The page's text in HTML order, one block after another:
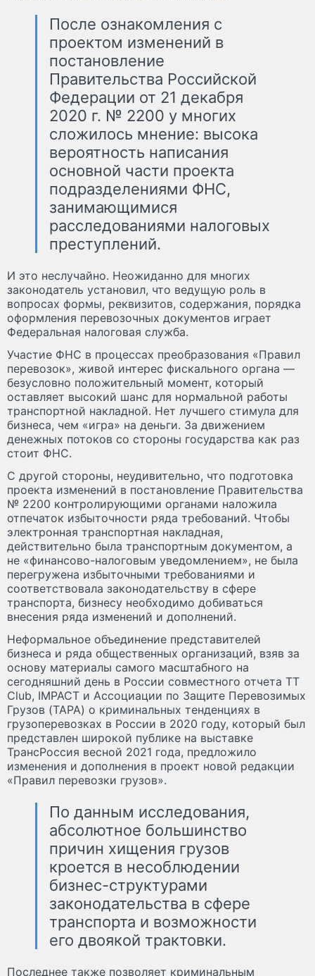
После ознакомления с
проектом изменений в
постановление
Правительства Российской
Федерации от 21 декабря
2020 г. № 2200 у многих
сложилось мнение: высока
вероятность написания
основной части проекта
подразделениями ФНС,
занимающимися
расследованиями налоговых
преступлений.
И это неслучайно. Неожиданно для многих
законодатель установил, что ведущую роль в
вопросах формы, реквизитов, содержания, порядка
оформления перевозочных документов играет
Федеральная налоговая служба.
Участие ФНС в процессах преобразования «Правил
перевозок», живой интерес фискального органа —
безусловно положительный момент, который
оставляет высокий шанс для нормальной работы
транспортной накладной. Нет лучшего стимула для
бизнеса, чем «игра» на деньги. За движением
денежных потоков со стороны государства как раз
стоит ФНС.
С другой стороны, неудивительно, что подготовка
проекта изменений в постановление Правительства
№ 2200 контролирующими органами наложила
отпечаток избыточности ряда требований. Чтобы
электронная транспортная накладная,
действительно была транспортным документом, а
не «финансово-налоговым уведомлением», не была
перегружена избыточными требованиями и
соответствовала законодательству в сфере
транспорта, бизнесу необходимо добиваться
внесения ряда изменений и дополнений.
Неформальное объединение представителей
бизнеса и ряда общественных организаций, взяв за
основу материалы самого масштабного на
сегодняшний день в России совместного отчета TT
Club, IMPACT и Ассоциации по Защите Перевозимых
Грузов (TAPA) о криминальных тенденциях в
грузоперевозках в России в 2020 году, который был
представлен широкой публике на выставке
ТрансРоссия весной 2021 года, предложило
изменения и дополнения в проект новой редакции
«Правил перевозки грузов».
По данным исследования,
абсолютное большинство
причин хищения грузов
кроется в несоблюдении
бизнес-структурами
законодательства в сфере
транспорта и возможности
его двоякой трактовки.
Последнее также позволяет криминальным